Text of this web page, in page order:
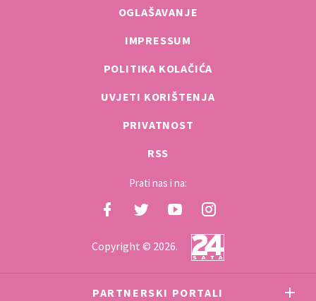
OGLAŠAVANJE
IMPRESSUM
POLITIKA KOLAČIĆA
UVJETI KORIŠTENJA
PRIVATNOST
RSS
Prati nas i na:
Copyright © 2026.
PARTNERSKI PORTALI